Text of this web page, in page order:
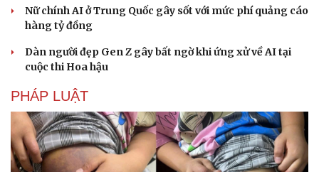
Nữ chính AI ở Trung Quốc gây sốt với mức phí quảng cáo
hàng tỷ đồng
Dàn người đẹp Gen Z gây bất ngờ khi ứng xử về AI tại
cuộc thi Hoa hậu
PHÁP LUẬT